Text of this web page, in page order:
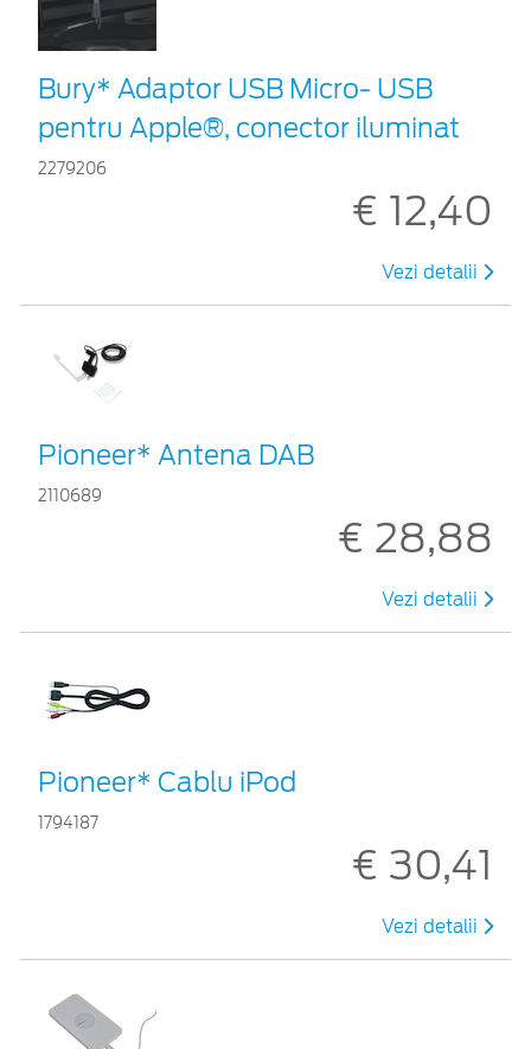
Bury* Adaptor USB Micro- USB
pentru Apple®, conector iluminat
2279206
€ 12,40
Vezi detalii
Pioneer* Antena DAB
2110689
€ 28,88
Vezi detalii
Pioneer* Cablu iPod
1794187
€ 30,41
Vezi detalii